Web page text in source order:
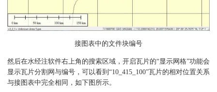
接图表中的文件块编号
然后在水经注软件右上角的搜索区域，开启瓦片的“显示网格”功能会
显示瓦片分割网与编号，可以看到“10_415_100”瓦片的相对位置关系
与接图表中完全相同，如下图所示。